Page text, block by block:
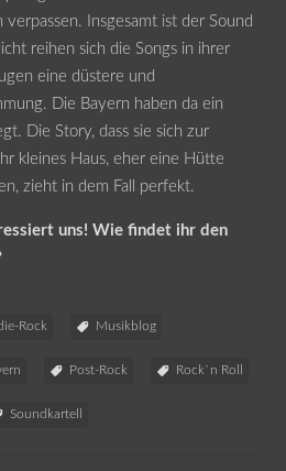
Insgesamt ist der Sound
reihen sich die Songs in ihrer
eine düstere und
Die Bayern haben da ein
Die Story, dass sie sich zur
kleines Haus, eher eine Hütte
zieht in dem Fall perfekt.
uns! Wie findet ihr den
Rock Musikblog
Post-Rock Rock`n Roll
Soundkartell